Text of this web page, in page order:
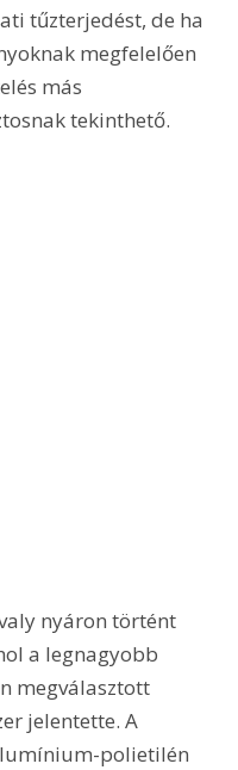
tűzterjedést, de ha
megfelelően
más
tekinthető.
nyáron történt
a legnagyobb
megválasztott
jelentette. A
polietilén